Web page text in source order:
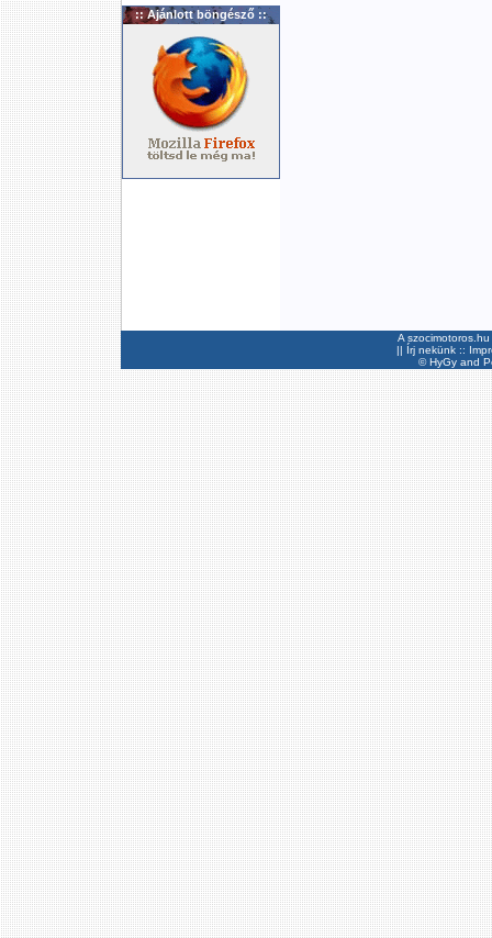
:: Ajánlott böngésző ::
A
|| Írj nekünk ::
©HyGyand